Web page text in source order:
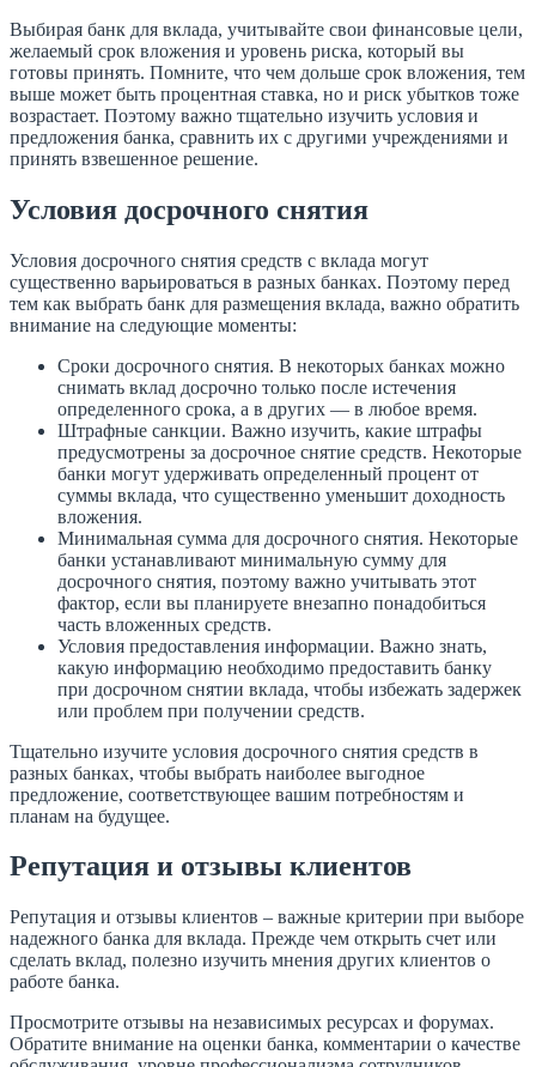
Выбирая банк для вклада, учитывайте свои финансовые цели,
желаемый срок вложения и уровень риска, который вы
готовы принять. Помните, что чем дольше срок вложения, тем
выше может быть процентная ставка, но и риск убытков тоже
возрастает. Поэтому важно тщательно изучить условия и
предложения банка, сравнить их с другими учреждениями и
принять взвешенное решение.
Условия досрочного снятия
Условия досрочного снятия средств с вклада могут
существенно варьироваться в разных банках. Поэтому перед
тем как выбрать банк для размещения вклада, важно обратить
внимание на следующие моменты:
Сроки досрочного снятия. В некоторых банках можно
снимать вклад досрочно только после истечения
определенного срока, а в других — в любое время.
Штрафные санкции. Важно изучить, какие штрафы
предусмотрены за досрочное снятие средств. Некоторые
банки могут удерживать определенный процент от
суммы вклада, что существенно уменьшит доходность
вложения.
Минимальная сумма для досрочного снятия. Некоторые
банки устанавливают минимальную сумму для
досрочного снятия, поэтому важно учитывать этот
фактор, если вы планируете внезапно понадобиться
часть вложенных средств.
Условия предоставления информации. Важно знать,
какую информацию необходимо предоставить банку
при досрочном снятии вклада, чтобы избежать задержек
или проблем при получении средств.
Тщательно изучите условия досрочного снятия средств в
разных банках, чтобы выбрать наиболее выгодное
предложение, соответствующее вашим потребностям и
планам на будущее.
Репутация и отзывы клиентов
Репутация и отзывы клиентов – важные критерии при выборе
надежного банка для вклада. Прежде чем открыть счет или
сделать вклад, полезно изучить мнения других клиентов о
работе банка.
Просмотрите отзывы на независимых ресурсах и форумах.
Обратите внимание на оценки банка, комментарии о качестве